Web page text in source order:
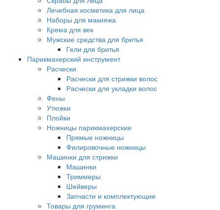
Лечебная косметика для лица
Наборы для макияжа
Крема для век
Мужские средства для бритья
Гели для бритья
Парикмахерский инструмент
Расчески
Расчески для стрижки волос
Расчески для укладки волос
Фены
Утюжки
Плойки
Ножницы парикмахерские
Прямые ножницы
Филировочные ножницы
Машинки для стрижки
Машинки
Триммеры
Шейверы
Запчасти и комплектующие
Товары для груминга